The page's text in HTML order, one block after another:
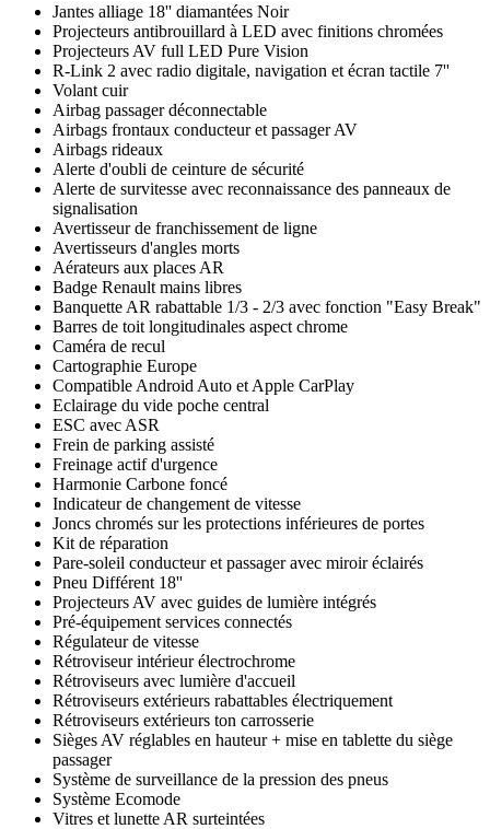
Jantes alliage 18'' diamantées Noir
Projecteurs antibrouillard à LED avec finitions chromées
Projecteurs AV full LED Pure Vision
R-Link 2 avec radio digitale, navigation et écran tactile 7''
Volant cuir
Airbag passager déconnectable
Airbags frontaux conducteur et passager AV
Airbags rideaux
Alerte d'oubli de ceinture de sécurité
Alerte de survitesse avec reconnaissance des panneaux de
signalisation
Avertisseur de franchissement de ligne
Avertisseurs d'angles morts
Aérateurs aux places AR
Badge Renault mains libres
Banquette AR rabattable 1/3 - 2/3 avec fonction "Easy Break"
Barres de toit longitudinales aspect chrome
Caméra de recul
Cartographie Europe
Compatible Android Auto et Apple CarPlay
Eclairage du vide poche central
ESC avec ASR
Frein de parking assisté
Freinage actif d'urgence
Harmonie Carbone foncé
Indicateur de changement de vitesse
Joncs chromés sur les protections inférieures de portes
Kit de réparation
Pare-soleil conducteur et passager avec miroir éclairés
Pneu Différent 18''
Projecteurs AV avec guides de lumière intégrés
Pré-équipement services connectés
Régulateur de vitesse
Rétroviseur intérieur électrochrome
Rétroviseurs avec lumière d'accueil
Rétroviseurs extérieurs rabattables électriquement
Rétroviseurs extérieurs ton carrosserie
Sièges AV réglables en hauteur + mise en tablette du siège
passager
Système de surveillance de la pression des pneus
Système Ecomode
Vitres et lunette AR surteintées